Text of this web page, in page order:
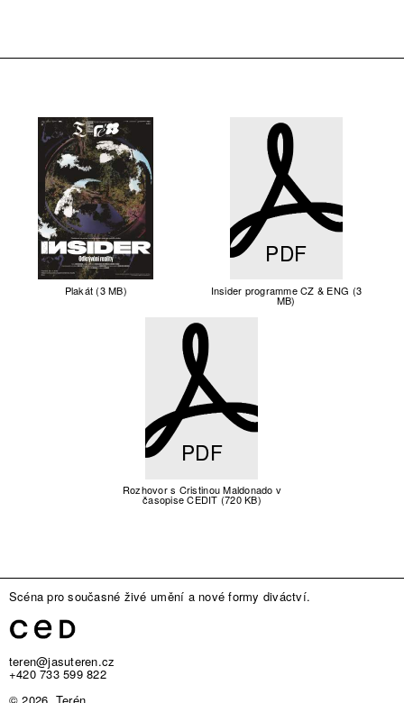
Plakát (3 MB)
PDF
Insider programme CZ & ENG (3
MB)
PDF
Rozhovor s Cristinou Maldonado v
časopise CEDIT (720 KB)
Scéna pro současné živé umění a nové formy diváctví.
teren@jasuteren.cz
+420 733 599 822